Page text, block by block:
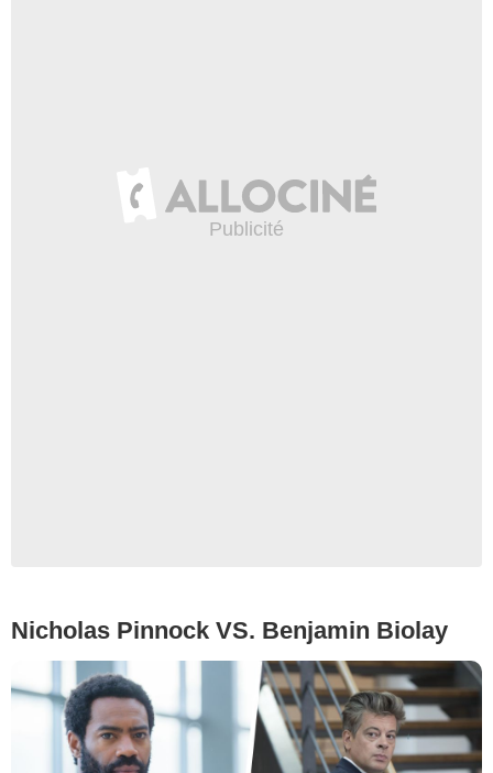
Nicholas Pinnock VS. Benjamin Biolay